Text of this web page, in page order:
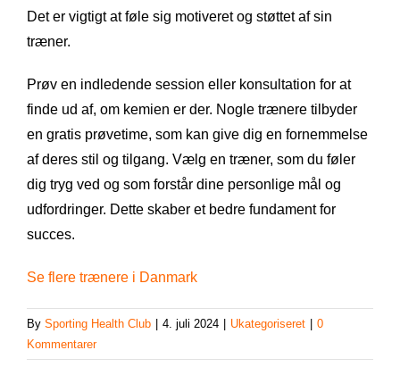
Det er vigtigt at føle sig motiveret og støttet af sin
træner.
Prøv en indledende session eller konsultation for at
finde ud af, om kemien er der. Nogle trænere tilbyder
en gratis prøvetime, som kan give dig en fornemmelse
af deres stil og tilgang. Vælg en træner, som du føler
dig tryg ved og som forstår dine personlige mål og
udfordringer. Dette skaber et bedre fundament for
succes.
Se flere trænere i Danmark
By Sporting Health Club | 4. juli 2024 | Ukategoriseret | 0
Kommentarer